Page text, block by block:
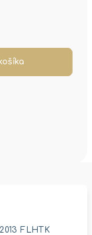
FLHTK